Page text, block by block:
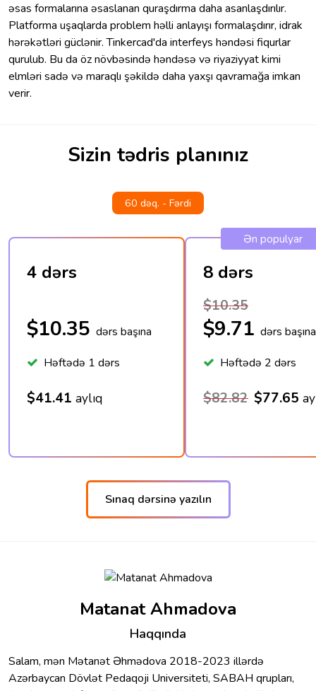
əsas formalarına əsaslanan quraşdırma daha asanlaşdırılır.
Platforma uşaqlarda problem həlli anlayışı formalaşdırır, idrak
hərəkətləri güclənir. Tinkercad'da interfeys həndəsi fiqurlar
qurulub. Bu da öz növbəsində həndəsə və riyaziyyat kimi
elmləri sadə və maraqlı şəkildə daha yaxşı qavramağa imkan
verir.
Sizin tədris planınız
60 dəq. - Fərdi
4 dərs
$10.35 dərs başına
Həftədə 1 dərs
$41.41 aylıq
Ən populyar
8 dərs
$10.35
$9.71 dərs başına
Həftədə 2 dərs
$82.82 $77.65
Sınaq dərsinə yazılın
Matanat Ahmadova
Haqqında
Salam, mən Mətanət Əhmədova 2018-2023 illərdə
Azərbaycan Dövlət Pedaqoji Universiteti, SABAH qrupları,